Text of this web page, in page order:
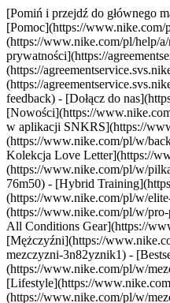
[Pomiń i przejdź do głównego
[Pomoc](https://www.nike.com/
(https://www.nike.com/pl/help/
prywatności](https://
(https://
(https://
feedback) - [Dołącz do
[Nowości](https://
w aplikacji SNKRS](https://
(https://www.nike.com/pl/w/
Kolekcja Love Letter](https://
(https://www.nike.com/pl/w/
76m50) - [Hybrid
(https://www.nike.com/pl/w/
(https://www.nike.com/pl/w/
All Conditions Gear](https://
[Mężczyźni](https://
mezczyzni-3n82yznik1) -
(https://www.nike.com/pl/w/
[Lifestyle](https://
(https://www.nike.com/pl/w/